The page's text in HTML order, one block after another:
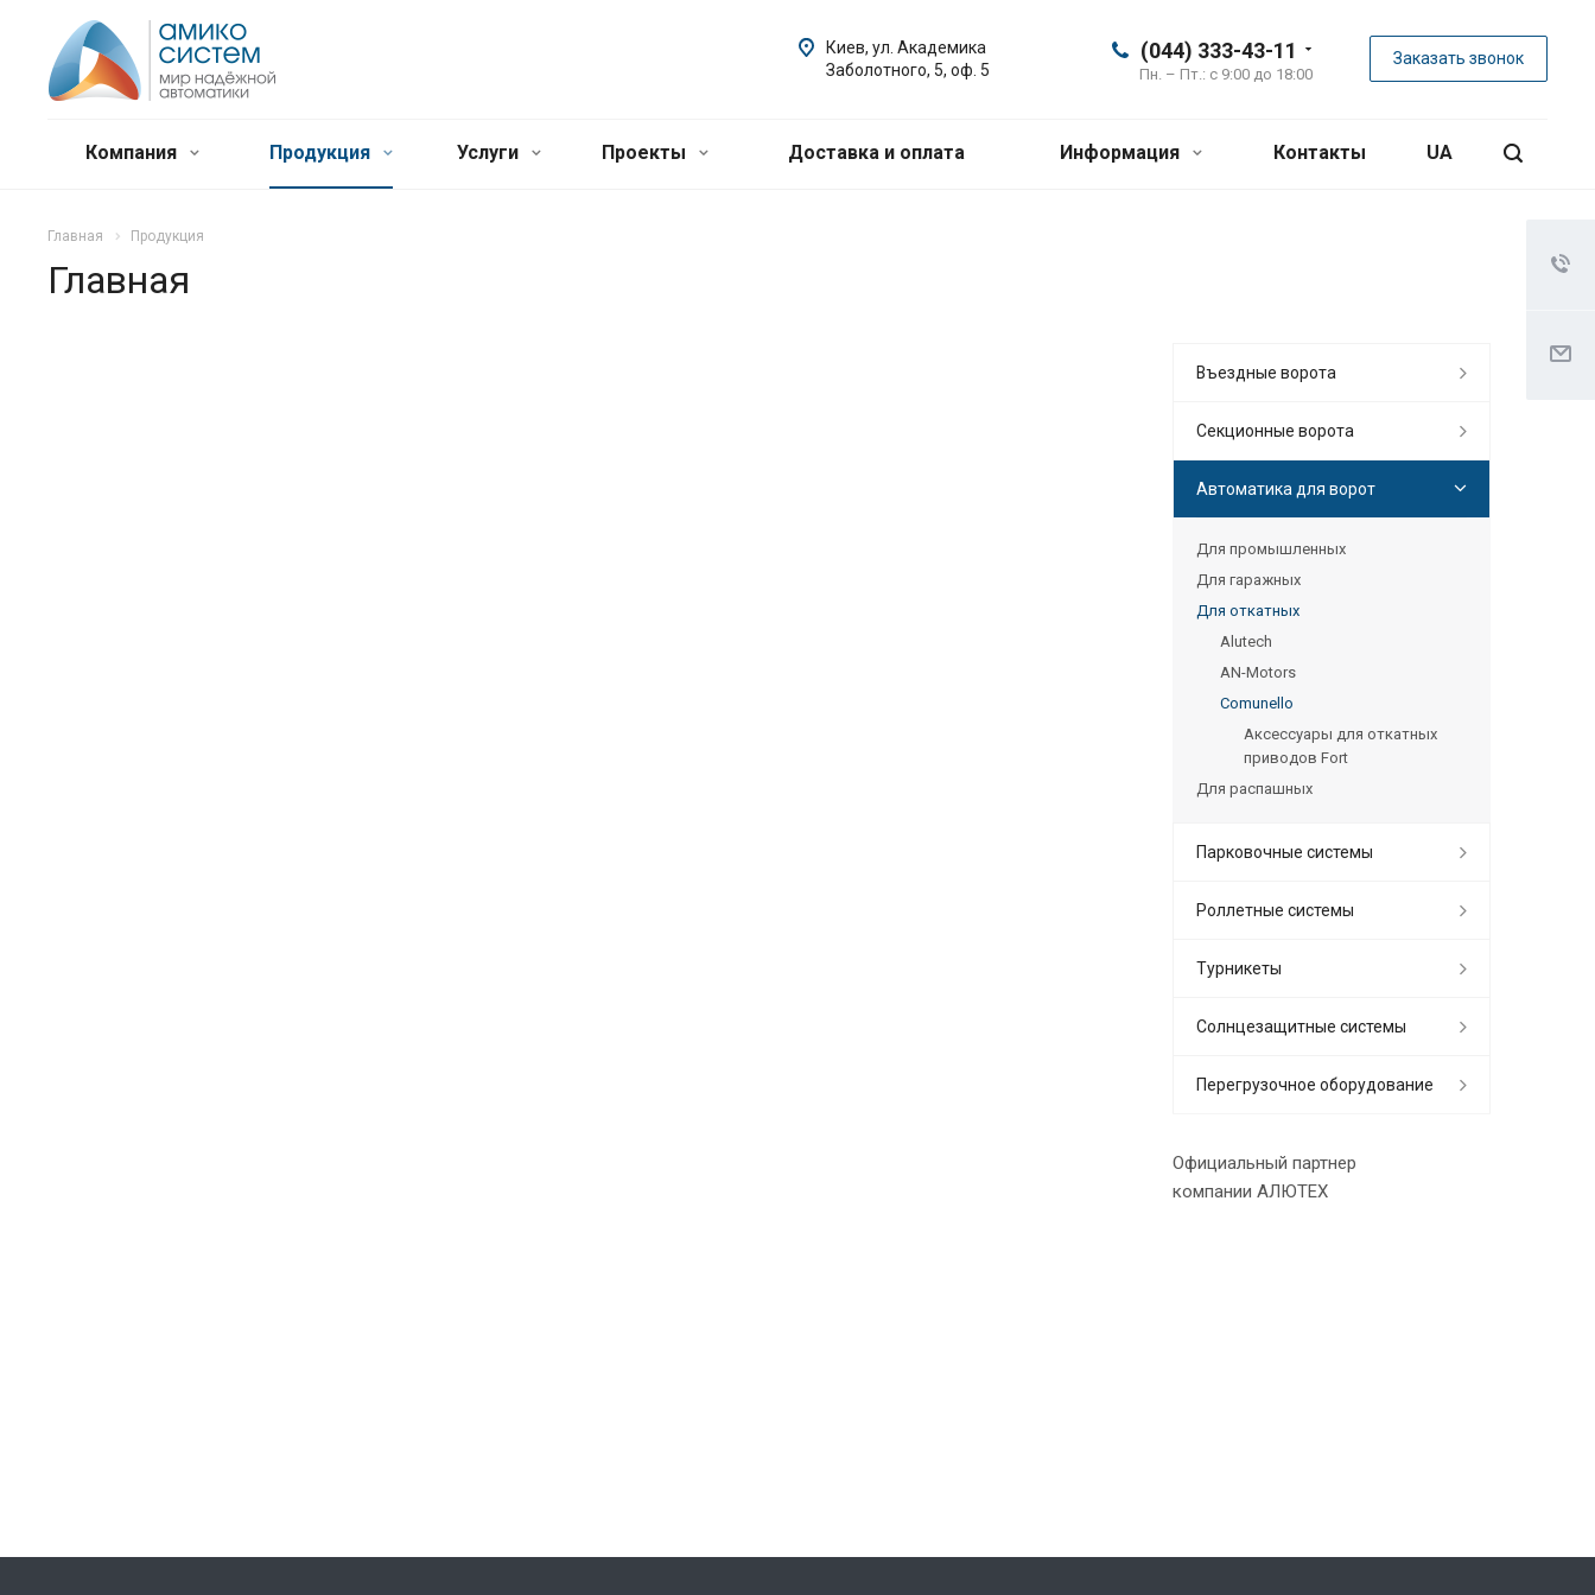
(044) 333-43-11
Пн. – Пт.: с 9:00 до 18:00
Заказать звонок
Киев, ул. Академика
Заболотного, 5, оф. 5
Компания Продукция Услуги Проекты Доставка и оплата Информация Контакты UA
Главная Продукция
Главная
Въездные ворота
Секционные ворота
Автоматика для ворот
Для промышленных
Для гаражных
Для откатных
Alutech
AN-Motors
Comunello
Аксессуары для откатных
приводов Fort
Для распашных
Парковочные системы
Роллетные системы
Турникеты
Солнцезащитные системы
Перегрузочное оборудование
Официальный партнер
компании АЛЮТЕХ